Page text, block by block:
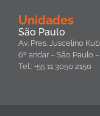
Unidades
São Paulo
Av. Pres. Juscelino
6º andar – São Paulo
Tel.: +55 11 3050 2150